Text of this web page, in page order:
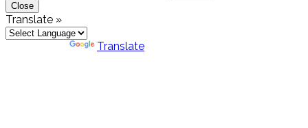
Close
Translate »
Translate